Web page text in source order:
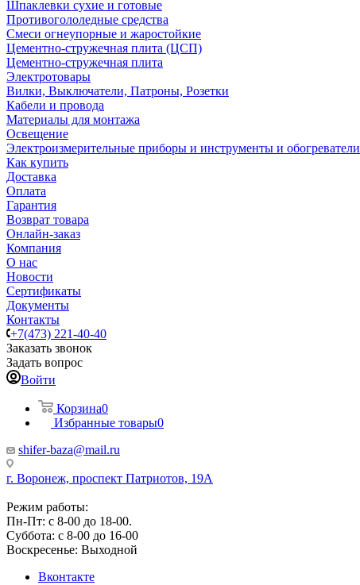
Шпаклевки сухие и готовые
Противогололедные средства
Смеси огнеупорные и жаростойкие
Цементно-стружечная плита (ЦСП)
Цементно-стружечная плита
Электротовары
Вилки, Выключатели, Патроны, Розетки
Кабели и провода
Материалы для монтажа
Освещение
Электроизмерительные приборы и инструменты и обогреватели
Как купить
Доставка
Оплата
Гарантия
Возврат товара
Онлайн-заказ
Компания
О нас
Новости
Сертификаты
Документы
Контакты
+7(473) 221-40-40
Заказать звонок
Задать вопрос
Войти
Корзина0
Избранные товары0
shifer-baza@mail.ru
г. Воронеж, проспект Патриотов, 19А
Режим работы:
Пн-Пт: с 8-00 до 18-00.
Суббота: с 8-00 до 16-00
Воскресенье: Выходной
Вконтакте